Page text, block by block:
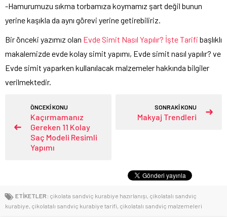
-Hamurumuzu sıkma torbamıza koymamız şart değil bunun
yerine kaşıkla da aynı görevi yerine getirebiliriz.
Bir önceki yazımız olan Evde Simit Nasıl Yapılır? İşte Tarifi başlıklı
makalemizde evde kolay simit yapımı, Evde simit nasıl yapılır? ve
Evde simit yaparken kullanılacak malzemeler hakkında bilgiler
verilmektedir.
ÖNCEKİ KONU
Kaçırmamanız
Gereken 11 Kolay
Saç Modeli Resimli
Yapımı
SONRAKİ KONU
Makyaj Trendleri
ETİKETLER: çikolata sandviç kurabiye hazırlanışı çikolatalı sandviç
kurabiye çikolatalı sandviç kurabiye tarifi çikolatalı sandviç malzemeleri